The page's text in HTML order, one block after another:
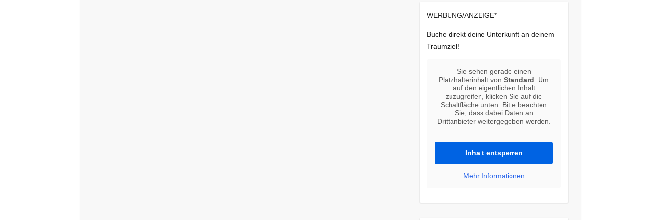
WERBUNG/ANZEIGE*
Buche direkt deine Unterkunft an deinem
Traumziel!
Sie sehen gerade einen
Platzhalterinhalt vonStandard . Um
auf den eigentlichen Inhalt
zuzugreifen, klicken Sie auf die
Schaltfläche unten. Bitte beachten
Sie, dass dabei Daten an
Drittanbieter weitergegeben werden.
Inhalt entsperren
Mehr Informationen